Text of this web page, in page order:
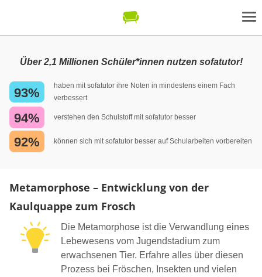
Über 2,1 Millionen Schüler*innen nutzen sofatutor!
93%
haben mit sofatutor ihre Noten in mindestens einem Fach
verbessert
94% verstehen den Schulstoff mit sofatutor besser
92% können sich mit sofatutor besser auf Schularbeiten vorbereiten
Metamorphose – Entwicklung von der
Kaulquappe zum Frosch
Die Metamorphose ist die Verwandlung eines
Lebewesens vom Jugendstadium zum
erwachsenen Tier. Erfahre alles über diesen
Prozess bei Fröschen, Insekten und vielen